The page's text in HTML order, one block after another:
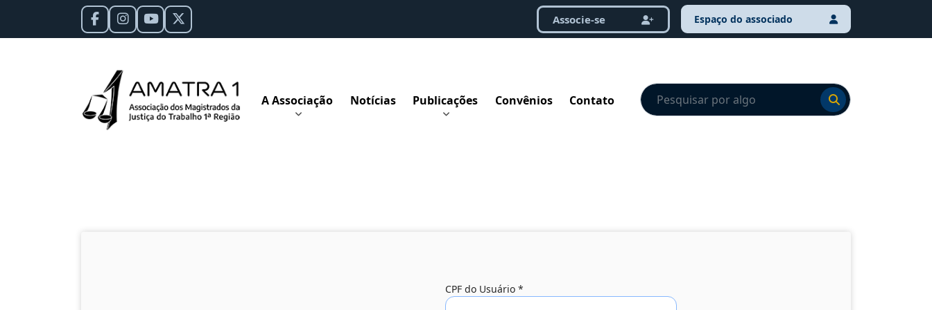
Espaço do associado
Associe-se
A Associação Notícias Publicações Convênios Contato
Ir para o resultado
Ir para o resultado
CPF do Usuário*